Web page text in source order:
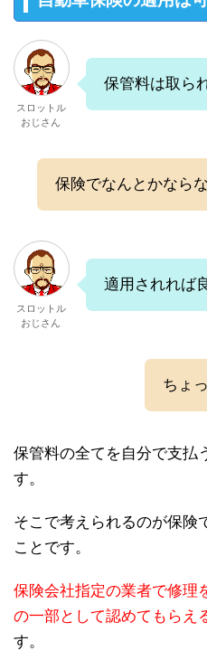
スロットル
おじさん
保管料は取ら
保険でなんとかなら
スロットル
おじさん
適用されれば
ちょ
保管料の全てを自分で支払
す。
そこで考えられるのが保険
ことです。
保険会社指定の業者で修理
の一部として認めてもらえ
す。